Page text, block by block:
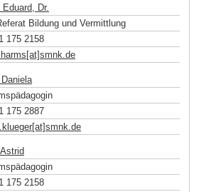
Dr.
Bildung und Vermittlung
175 2158
de
175 2887
de
175 2158